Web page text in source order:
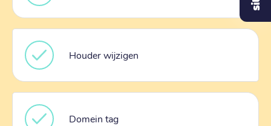
Houder wijzigen
Domein tag